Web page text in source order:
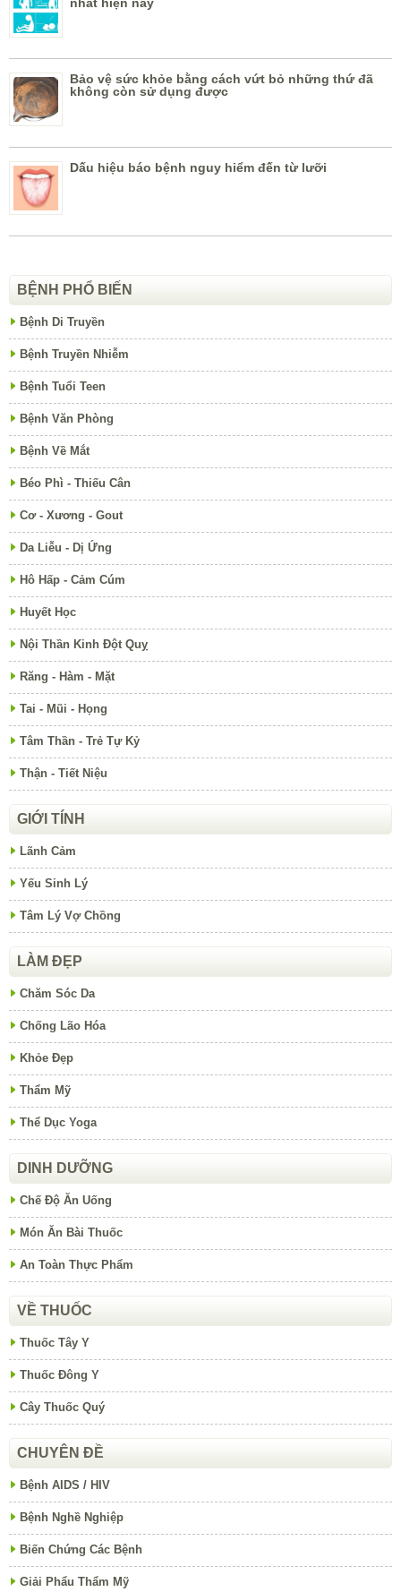
nhất hiện nay
Bảo vệ sức khỏe bằng cách vứt bỏ những thứ đã
không còn sử dụng được
Dấu hiệu báo bệnh nguy hiểm đến từ lưỡi
BỆNH PHỔ BIẾN
Bệnh Di Truyền
Bệnh Truyền Nhiễm
Bệnh Tuổi Teen
Bệnh Văn Phòng
Bệnh Về Mắt
Béo Phì - Thiếu Cân
Cơ - Xương - Gout
Da Liễu - Dị Ứng
Hô Hấp - Cảm Cúm
Huyết Học
Nội Thần Kinh Đột Quỵ
Răng - Hàm - Mặt
Tai - Mũi - Họng
Tâm Thần - Trẻ Tự Kỷ
Thận - Tiết Niệu
GIỚI TÍNH
Lãnh Cảm
Yếu Sinh Lý
Tâm Lý Vợ Chồng
LÀM ĐẸP
Chăm Sóc Da
Chống Lão Hóa
Khỏe Đẹp
Thẩm Mỹ
Thể Dục Yoga
DINH DƯỠNG
Chế Độ Ăn Uống
Món Ăn Bài Thuốc
An Toàn Thực Phẩm
VỀ THUỐC
Thuốc Tây Y
Thuốc Đông Y
Cây Thuốc Quý
CHUYÊN ĐỀ
Bệnh AIDS / HIV
Bệnh Nghề Nghiệp
Biến Chứng Các Bệnh
Giải Phẩu Thẩm Mỹ